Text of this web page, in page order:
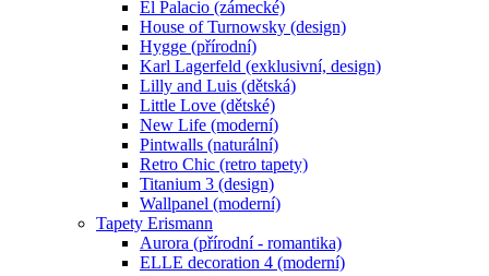
El Palacio (zámecké)
House of Turnowsky (design)
Hygge (přírodní)
Karl Lagerfeld (exklusivní, design)
Lilly and Luis (dětská)
Little Love (dětské)
New Life (moderní)
Pintwalls (naturální)
Retro Chic (retro tapety)
Titanium 3 (design)
Wallpanel (moderní)
Tapety Erismann
Aurora (přírodní - romantika)
ELLE decoration 4 (moderní)